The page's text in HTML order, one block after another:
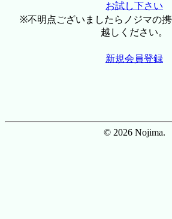
お試し下さい
※不明点ございましたらノジマの
越しください。
新規会員登録
© 2026 Nojima.